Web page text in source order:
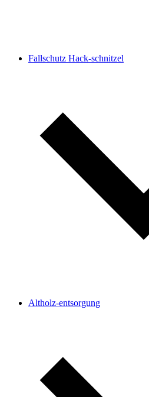
Fallschutz Hack-schnitzel
Altholz-entsorgung